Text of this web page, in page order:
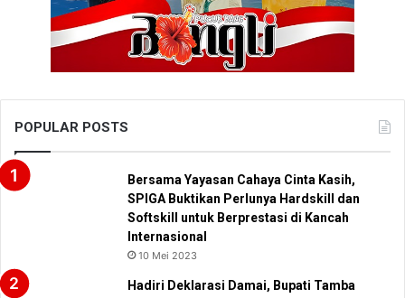
POPULAR POSTS
Bersama Yayasan Cahaya Cinta Kasih,
SPIGA Buktikan Perlunya Hardskill dan
Softskill untuk Berprestasi di Kancah
Internasional
10 Mei 2023
Hadiri Deklarasi Damai, Bupati Tamba